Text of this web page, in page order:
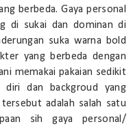
berbeda. Gaya personal
di sukai dan dominan di
suka warna bold
yang berbeda dengan
memakai pakaian sedikit
diri dan backgroud yang
adalah salah satu
sih gaya personal/